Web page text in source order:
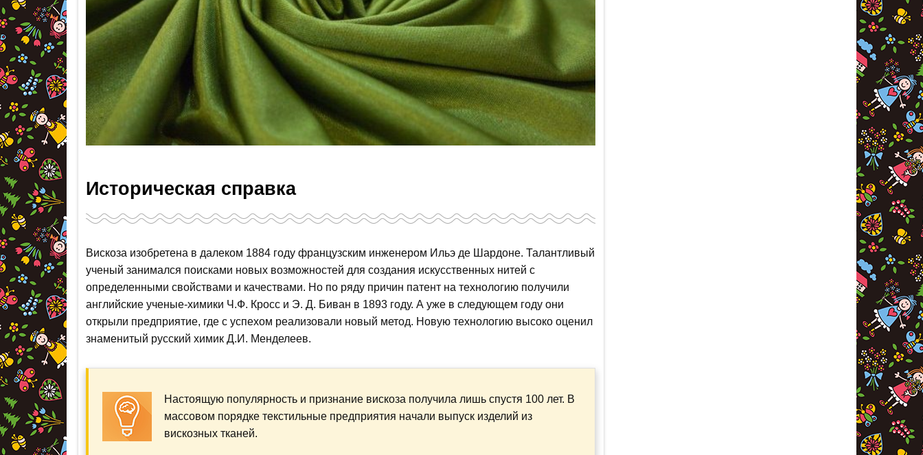
Историческая справка
Вискоза изобретена в далеком 1884 году французским инженером Ильэ де Шардоне. Талантливый
ученый занимался поисками новых возможностей для создания искусственных нитей с
определенными свойствами и качествами. Но по ряду причин патент на технологию получили
английские ученые-химики Ч.Ф. Кросс и Э. Д. Биван в 1893 году. А уже в следующем году они
открыли предприятие, где с успехом реализовали новый метод. Новую технологию высоко оценил
знаменитый русский химик Д.И. Менделеев.
Настоящую популярность и признание вискоза получила лишь спустя 100 лет. В
массовом порядке текстильные предприятия начали выпуск изделий из
вискозных тканей.